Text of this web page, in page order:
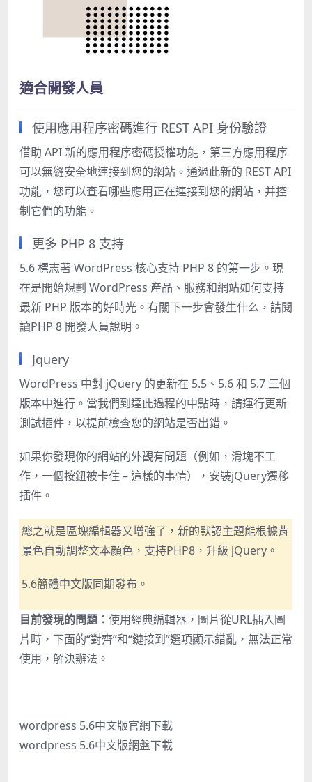
適合開發人員
使用應用程序密碼進行 REST API 身份驗證
借助 API 新的應用程序密碼授權功能，第三方應用程序
可以無縫安全地連接到您的網站。通過此新的 REST API
功能，您可以查看哪些應用正在連接到您的網站，并控
制它們的功能。
更多 PHP 8 支持
5.6 標志著 WordPress 核心支持 PHP 8 的第一步。現
在是開始規劃 WordPress 產品、服務和網站如何支持
最新 PHP 版本的好時光。有關下一步會發生什么，請閱
讀PHP 8 開發人員說明 。
Jquery
WordPress 中對 jQuery 的更新在 5.5、5.6 和 5.7 三個
版本中進行。當我們到達此過程的中點時， 請運行更新
測試插件，以提前檢查您的網站是否出錯。
如果你發現你的網站的外觀有問題（例如，滑塊不工
作，一個按鈕被卡住 – 這樣的事情），安裝jQuery遷移
插件 。
總之就是區塊編輯器又增強了，新的默認主題能根據背
景色自動調整文本顏色，支持PHP8，升級 jQuery。
5.6簡體中文版同期發布。
目前發現的問題： 使用經典編輯器，圖片從URL插入圖
片時，下面的“對齊”和“鏈接到”選項顯示錯亂，無法正常
使用， 解決辦法 。
wordpress 5.6中文版官網下載
wordpress 5.6中文版網盤下載